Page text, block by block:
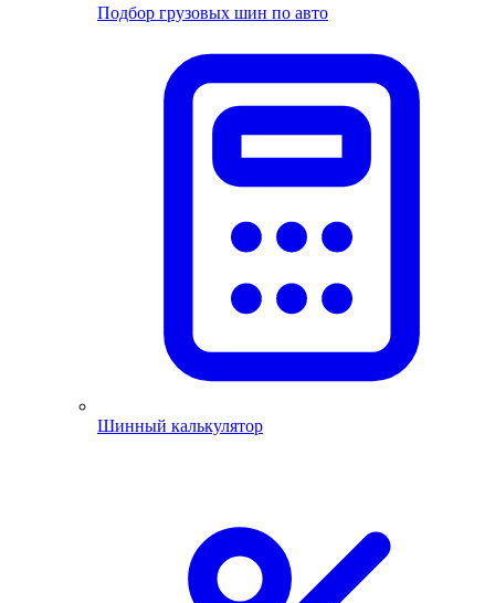
Подбор грузовых шин по авто
Шинный калькулятор